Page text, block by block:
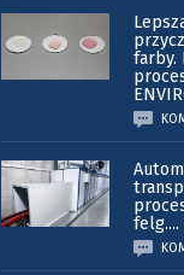
farby.
felg....